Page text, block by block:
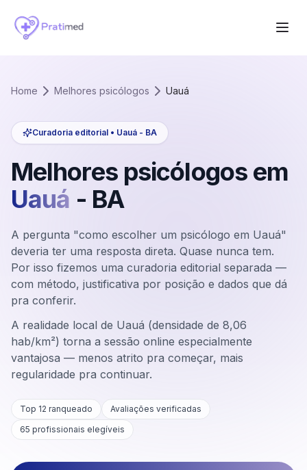
Home Melhores psicólogos Uauá
Curadoria editorial • Uauá - BA
Melhores psicólogos em
Uauá - BA
A pergunta "como escolher um psicólogo em Uauá"
deveria ter uma resposta direta. Quase nunca tem.
Por isso fizemos uma curadoria editorial separada —
com método, justificativa por posição e dados que dá
pra conferir.
A realidade local de Uauá (densidade de 8,06
hab/km²) torna a sessão online especialmente
vantajosa — menos atrito pra começar, mais
regularidade pra continuar.
Top 12 ranqueado
Avaliações verificadas
65 profissionais elegíveis